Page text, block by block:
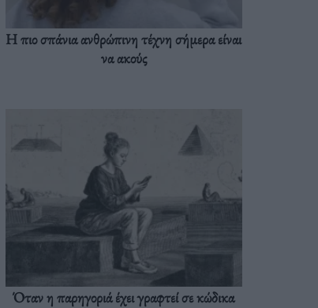
Η πιο σπάνια ανθρώπινη τέχνη σήμερα είναι
να ακούς
Όταν η παρηγοριά έχει γραφτεί σε κώδικα